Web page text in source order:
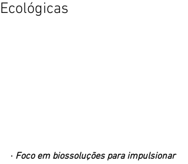
Ecológicas
· Foco em biossoluções para impulsionar